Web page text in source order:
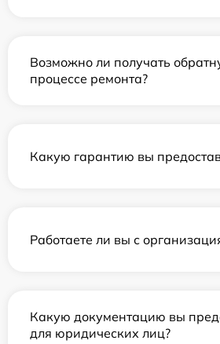
Возможно ли получать
процессе ремонта?
Какую гарантию вы
Работаете ли вы с
Какую документацию вы
для юридических лиц?